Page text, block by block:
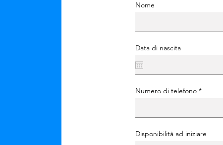
Nome
Data di nascita
Numero di telefono
Disponibilità ad iniziare